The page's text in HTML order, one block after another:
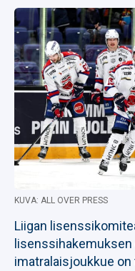
KUVA: ALL OVER PRESS
Liigan
imatralaisjoukkue